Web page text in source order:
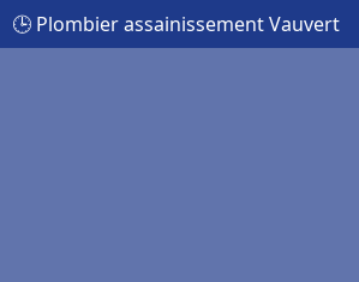
🕒 Plombier assainissement Vauvert